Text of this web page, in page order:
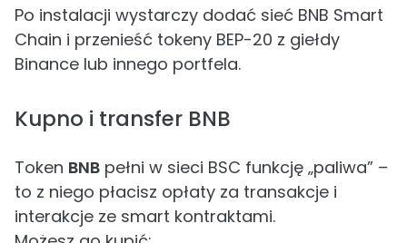
Po instalacji wystarczy dodać sieć BNB Smart
Chain i przenieść tokeny BEP-20 z giełdy
Binance lub innego portfela.
Kupno i transfer BNB
Token BNB pełni w sieci BSC funkcję „paliwa” –
to z niego płacisz opłaty za transakcje i
interakcje ze smart kontraktami.